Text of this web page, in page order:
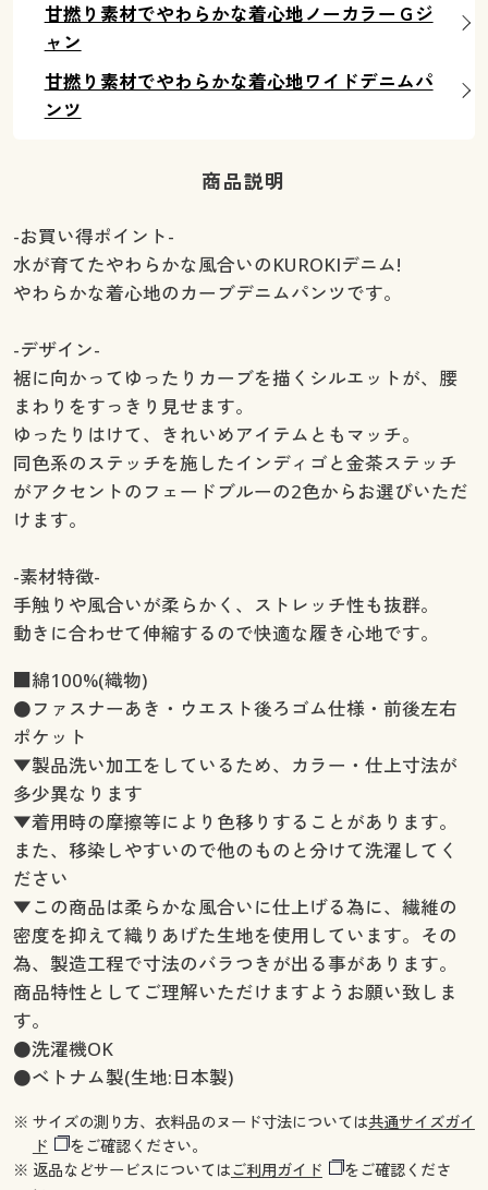
甘撚り素材でやわらかな着心地ノーカラーＧジ
ャン
甘撚り素材でやわらかな着心地ワイドデニムパ
ンツ
商品説明
-お買い得ポイント-
水が育てたやわらかな風合いのKUROKIデニム!
やわらかな着心地のカーブデニムパンツです。
-デザイン-
裾に向かってゆったりカーブを描くシルエットが、腰
まわりをすっきり見せます。
ゆったりはけて、きれいめアイテムともマッチ。
同色系のステッチを施したインディゴと金茶ステッチ
がアクセントのフェードブルーの2色からお選びいただ
けます。
-素材特徴-
手触りや風合いが柔らかく、ストレッチ性も抜群。
動きに合わせて伸縮するので快適な履き心地です。
■綿100%(織物)
●ファスナーあき・ウエスト後ろゴム仕様・前後左右
ポケット
▼製品洗い加工をしているため、カラー・仕上寸法が
多少異なります
▼着用時の摩擦等により色移りすることがあります。
また、移染しやすいので他のものと分けて洗濯してく
ださい
▼この商品は柔らかな風合いに仕上げる為に、繊維の
密度を抑えて織りあげた生地を使用しています。その
為、製造工程で寸法のバラつきが出る事があります。
商品特性としてご理解いただけますようお願い致しま
す。
●洗濯機OK
●ベトナム製(生地:日本製)
※ サイズの測り方、衣料品のヌード寸法については共通サイズガイ
ド
をご確認ください。
※ 返品などサービスについてはご利用ガイド
をご確認くださ